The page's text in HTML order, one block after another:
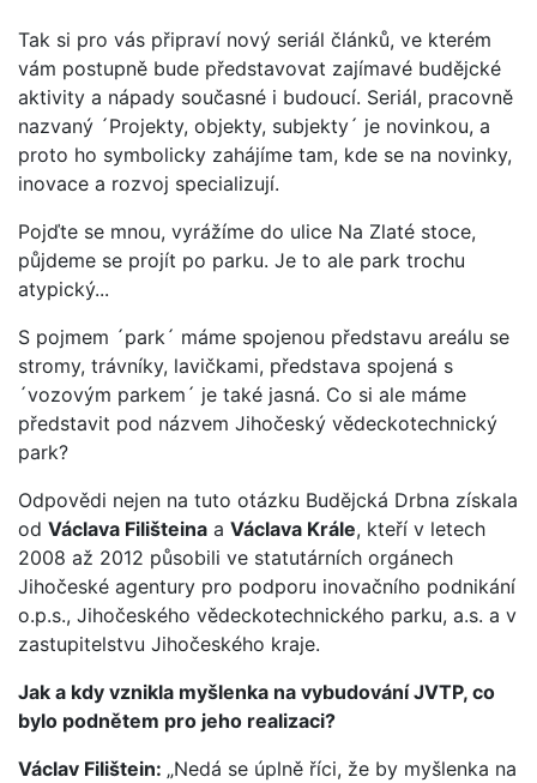
Tak si pro vás připraví nový seriál článků, ve kterém
vám postupně bude představovat zajímavé budějcké
aktivity a nápady současné i budoucí. Seriál, pracovně
nazvaný ´Projekty, objekty, subjekty´ je novinkou, a
proto ho symbolicky zahájíme tam, kde se na novinky,
inovace a rozvoj specializují.
Pojďte se mnou, vyrážíme do ulice Na Zlaté stoce,
půjdeme se projít po parku. Je to ale park trochu
atypický...
S pojmem ´park´ máme spojenou představu areálu se
stromy, trávníky, lavičkami, představa spojená s
´vozovým parkem´ je také jasná. Co si ale máme
představit pod názvem Jihočeský vědeckotechnický
park?
Odpovědi nejen na tuto otázku Budějcká Drbna získala
od Václava Filišteina a Václava Krále, kteří v letech
2008 až 2012 působili ve statutárních orgánech
Jihočeské agentury pro podporu inovačního podnikání
o.p.s., Jihočeského vědeckotechnického parku, a.s. a v
zastupitelstvu Jihočeského kraje.
Jak a kdy vznikla myšlenka na vybudování JVTP, co
bylo podnětem pro jeho realizaci?
Václav Filištein: „Nedá se úplně říci, že by myšlenka na